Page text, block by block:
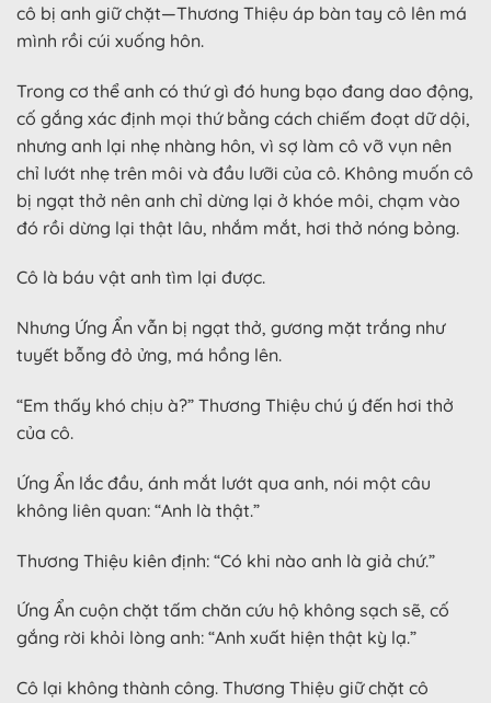
cô bị anh giữ chặt—Thương Thiệu áp bàn tay cô lên má
mình rồi cúi xuống hôn.
Trong cơ thể anh có thứ gì đó hung bạo đang dao động,
cố gắng xác định mọi thứ bằng cách chiếm đoạt dữ dội,
nhưng anh lại nhẹ nhàng hôn, vì sợ làm cô vỡ vụn nên
chỉ lướt nhẹ trên môi và đầu lưỡi của cô. Không muốn cô
bị ngạt thở nên anh chỉ dừng lại ở khóe môi, chạm vào
đó rồi dừng lại thật lâu, nhắm mắt, hơi thở nóng bỏng.
Cô là báu vật anh tìm lại được.
Nhưng Ứng Ẩn vẫn bị ngạt thở, gương mặt trắng như
tuyết bỗng đỏ ửng, má hồng lên.
“Em thấy khó chịu à?” Thương Thiệu chú ý đến hơi thở
của cô.
Ứng Ẩn lắc đầu, ánh mắt lướt qua anh, nói một câu
không liên quan: “Anh là thật.”
Thương Thiệu kiên định: “Có khi nào anh là giả chứ.”
Ứng Ẩn cuộn chặt tấm chăn cứu hộ không sạch sẽ, cố
gắng rời khỏi lòng anh: “Anh xuất hiện thật kỳ lạ.”
Cô lại không thành công. Thương Thiệu giữ chặt cô